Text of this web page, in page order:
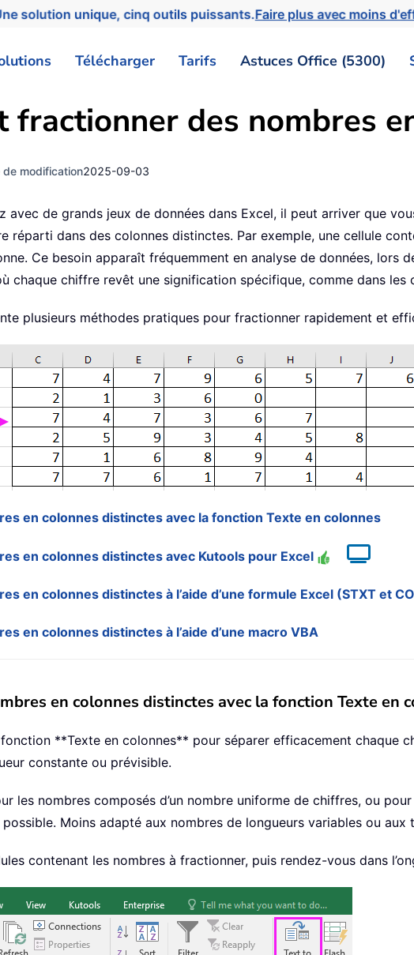
solution unique, cinq outils puissants.Faire plus avec moins
Télécharger Tarifs Astuces Office (5300)
fractionner des nombres
de modification2025-09-03
avec de grands jeux de données dans Excel, il peut arriver que
réparti dans des colonnes distinctes. Par exemple, une cellule
Ce besoin apparaît fréquemment en analyse de données, lors
chaque chiffre revêt une signification spécifique, comme dans
plusieurs méthodes pratiques pour fractionner rapidement et
en colonnes distinctes avec la fonction Texte en colonnes
en colonnes distinctes avec Kutools pour Excel
en colonnes distinctes à l’aide d’une formule Excel (STXT et
en colonnes distinctes à l’aide d’une macro VBA
en colonnes distinctes avec la fonction Texte en
**Texte en colonnes** pour séparer efficacement chaque
constante ou prévisible.
les nombres composés d’un nombre uniforme de chiffres, ou
Moins adapté aux nombres de longueurs variables ou aux
contenant les nombres à fractionner, puis rendez-vous dans